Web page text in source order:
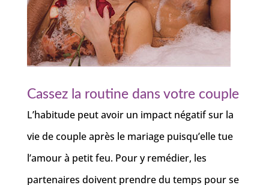
Cassez la routine dans votre couple
L’habitude peut avoir un impact négatif sur la
vie de couple après le mariage puisqu’elle tue
l’amour à petit feu. Pour y remédier, les
partenaires doivent prendre du temps pour se